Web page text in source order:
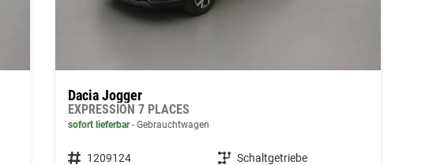
Dacia Jogger
EXPRESSION 7 PLACES
sofort lieferbar Gebrauchtwagen
Fahrzeugnummer 1209124 Getriebe Schaltgetriebe